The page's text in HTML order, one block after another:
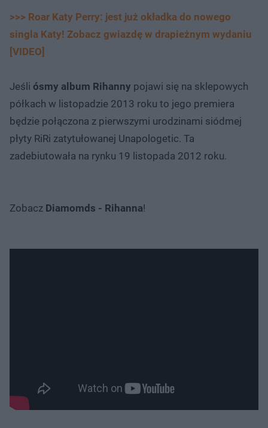
>>> Roar Katy Perry: jest już okładka do nowego
singla Katy! Zobacz gwiazdę w drapieżnym wydaniu
[VIDEO]
Jeśli ósmy album Rihanny pojawi się na sklepowych
półkach w listopadzie 2013 roku to jego premiera
będzie połączona z pierwszymi urodzinami siódmej
płyty RiRi zatytułowanej Unapologetic. Ta
zadebiutowała na rynku 19 listopada 2012 roku.
Zobacz Diamomds - Rihanna!